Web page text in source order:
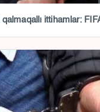
qalmaqallı ittihamlar: